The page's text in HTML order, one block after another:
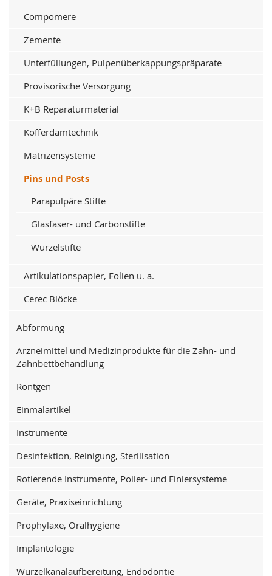
Compomere
Zemente
Unterfüllungen, Pulpenüberkappungspräparate
Provisorische Versorgung
K+B Reparaturmaterial
Kofferdamtechnik
Matrizensysteme
Pins und Posts
Parapulpäre Stifte
Glasfaser- und Carbonstifte
Wurzelstifte
Artikulationspapier, Folien u. a.
Cerec Blöcke
Abformung
Arzneimittel und Medizinprodukte für die Zahn- und
Zahnbettbehandlung
Röntgen
Einmalartikel
Instrumente
Desinfektion, Reinigung, Sterilisation
Rotierende Instrumente, Polier- und Finiersysteme
Geräte, Praxiseinrichtung
Prophylaxe, Oralhygiene
Implantologie
Wurzelkanalaufbereitung, Endodontie